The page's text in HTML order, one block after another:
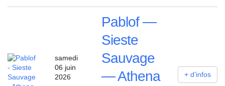
same­di
06 juin
2026
Pablof —
Sieste
Sauvage
— Athena
+ d’in­fos